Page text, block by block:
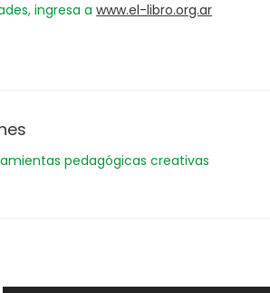
ingresa awww.el-libro.org.ar
pedagógicas creativas